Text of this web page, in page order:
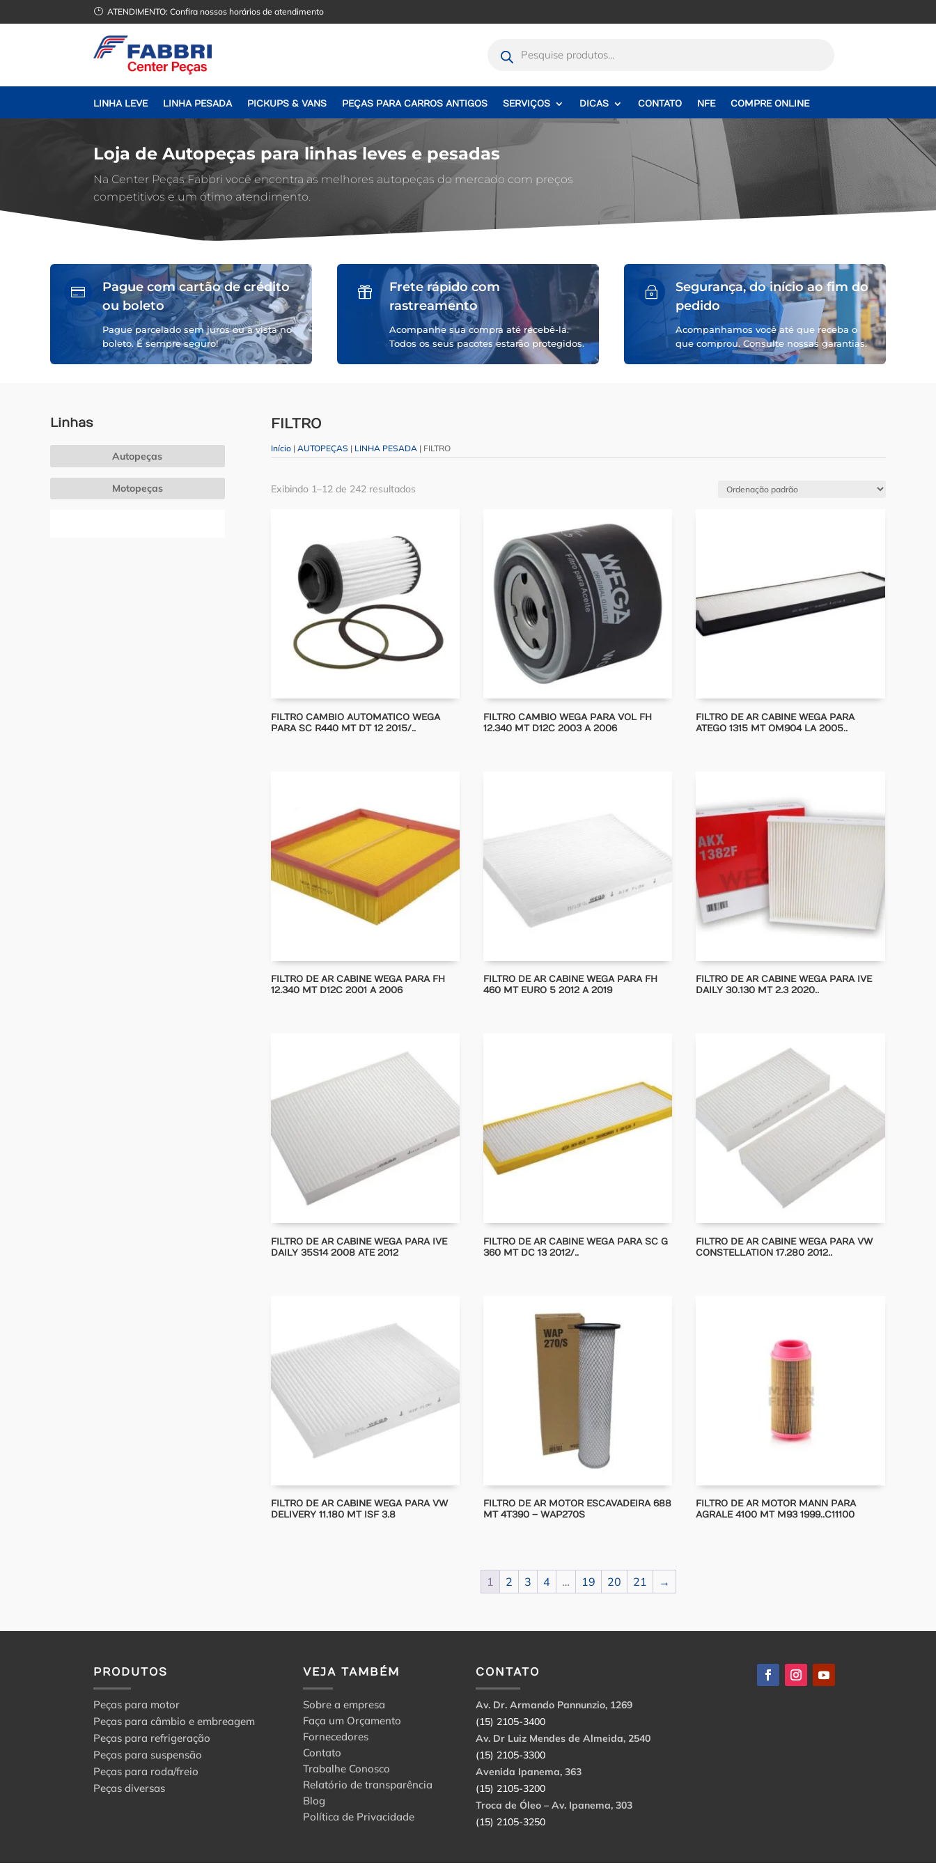
} ATENDIMENTO:Confira nossos horários de atendimento
produtos
LINHA LEVE LINHA PESADA PICKUPS & VANS PEÇAS PARA CARROS ANTIGOS SERVIÇOS DICAS CONTATO NFE COMPRE ONLINE
Loja de Autopeças para linhas leves e pesadas
Na Center Peças Fabbri você encontra as melhores autopeças do mercado com preços
competitivos e um ótimo atendimento.

Pague com cartão de crédito
ou boleto
Pague parcelado sem juros ou à vista no
boleto. É sempre seguro!

Frete rápido com
rastreamento
Acompanhe sua compra até recebê-la.
Todos os seus pacotes estarão protegidos.
~
Segurança, do início ao fim do
pedido
Acompanhamos você até que receba o
que comprou. Consulte nossas garantias.
Linhas
Autopeças
Motopeças
FILTRO
Início| AUTOPEÇAS | LINHA PESADA| FILTRO
Exibindo 1–12 de 242 resultados
FILTRO CAMBIO AUTOMATICO WEGA
PARA SC R440 MT DT 12 2015/..
FILTRO CAMBIO WEGA PARA VOL FH
12.340 MT D12C 2003 A 2006
FILTRO DE AR CABINE WEGA PARA
ATEGO 1315 MT OM904 LA 2005..
FILTRO DE AR CABINE WEGA PARA FH
12.340 MT D12C 2001 A 2006
FILTRO DE AR CABINE WEGA PARA FH
460 MT EURO 5 2012 A 2019
FILTRO DE AR CABINE WEGA PARA IVE
DAILY 30.130 MT 2.3 2020..
FILTRO DE AR CABINE WEGA PARA IVE
DAILY 35S14 2008 ATE 2012
FILTRO DE AR CABINE WEGA PARA SC G
360 MT DC 13 2012/..
FILTRO DE AR CABINE WEGA PARA VW
CONSTELLATION 17.280 2012..
FILTRO DE AR CABINE WEGA PARA VW
DELIVERY 11.180 MT ISF 3.8
FILTRO DE AR MOTOR ESCAVADEIRA 688
MT 4T390 – WAP270S
FILTRO DE AR MOTOR MANN PARA
AGRALE 4100 MT M93 1999..C11100
1 2 3 4 … 19 20 21 →
PRODUTOS
Peças para motor
Peças para câmbio e embreagem
Peças para refrigeração
Peças para suspensão
Peças para roda/freio
Peças diversas
VEJA TAMBÉM
Sobre a empresa
Faça um Orçamento
Fornecedores
Contato
Trabalhe Conosco
Relatório de transparência
Blog
Política de Privacidade
CONTATO
Av. Dr. Armando Pannunzio, 1269
(15) 2105-3400
Av. Dr Luiz Mendes de Almeida, 2540
(15) 2105-3300
Avenida Ipanema, 363
(15) 2105-3200
Troca de Óleo – Av. Ipanema, 303
(15) 2105-3250